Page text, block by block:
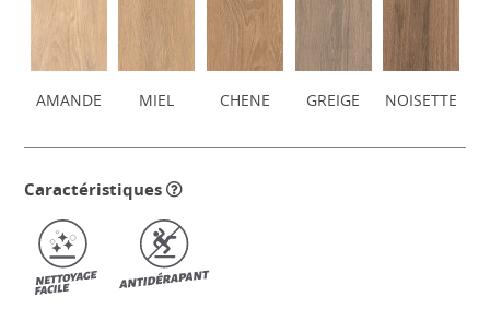
AMANDE MIEL CHENE GREIGE NOISETTE
Caractéristiques